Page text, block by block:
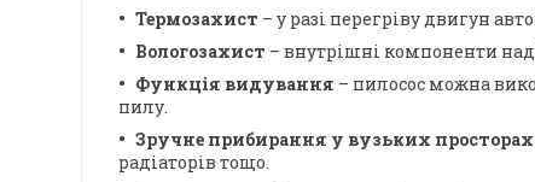
Термозахист – у разі перегріву двигун
Вологозахист – внутрішні компоненти
Функція видування – пилосос можна
пилу.
Зручне прибирання у вузьких просторах
радіаторів тощо.